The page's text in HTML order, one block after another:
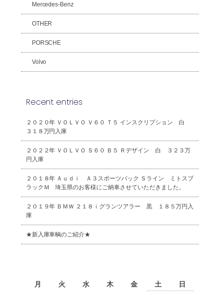
Mercedes-Benz
OTHER
PORSCHE
Volvo
Recent entries
２０２０年 ＶＯＬＶＯ Ｖ６０ Ｔ５ インスクリプション 白
３１８万円入庫
２０２２年 ＶＯＬＶＯ Ｓ６０ Ｂ５ Ｒデザイン 白 ３２３万
円入庫
２０１８年 Ａｕｄｉ Ａ３スポーツバック Ｓライン ミトスブ
ラックＭ 埼玉県のお客様にご納車させていただきました。
２０１９年 ＢＭＷ ２１８ｉグランツアラー 黒 １８５万円入
庫
★新入庫車輌のご紹介★
月 火 水 木 金 土 日